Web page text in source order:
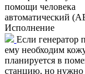
помощи человека
автоматический
Исполнение
Если генератор
ему необходим
планируется в
станцию, но нужно